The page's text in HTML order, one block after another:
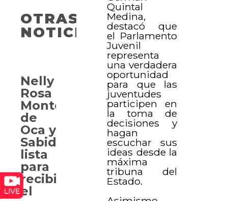
Quintal
Medina,
destacó que
el Parlamento
Juvenil
representa
una verdadera
oportunidad
para que las
juventudes
participen en
la toma de
decisiones y
hagan
escuchar sus
ideas desde la
máxima
tribuna del
Estado.
OTRAS
NOTICIAS
Nelly
Rosa
Montes
de
Oca y
Sabido,
lista
para
recibir
el